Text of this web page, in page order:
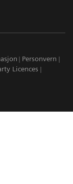
Personvern
Licences